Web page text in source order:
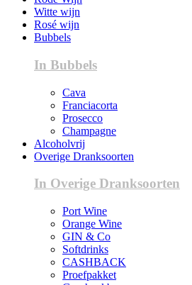
Witte wijn
Rosé wijn
Bubbels
In Bubbels
Cava
Franciacorta
Prosecco
Champagne
Alcoholvrij
Overige Dranksoorten
In Overige Dranksoorten
Port Wine
Orange Wine
GIN & Co
Softdrinks
CASHBACK
Proefpakket